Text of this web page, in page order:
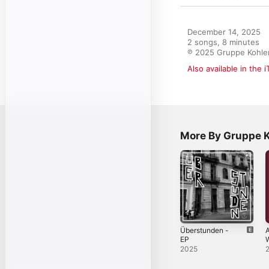
December 14, 2025
2 songs, 8 minutes
℗ 2025 Gruppe
Also available in the
More By Gruppe
Überstunden -
EP
2025